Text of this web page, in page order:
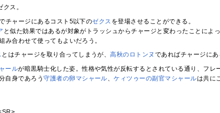
クス。
チャージにあるコスト5以下のゼクス を登場させることができる。
と似た効果ではあるが対象がトラッシュからチャージと変わったことによ
み合わせて使ってもよいだろう。
とはチャージを取り合ってしまうが、高秋のロトンヌ であればチャージに
ールが暗黒騎士化した姿。性格や気性が反転するとされている通り、フレ
自身であろう守護者の卵マシャール 、ケィツゥーの副官マシャールは共に